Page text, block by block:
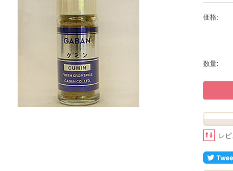
価格:
数量:
レ